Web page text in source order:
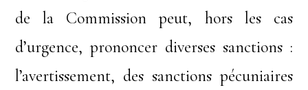
de la Commission peut, hors les cas
d’urgence, prononcer diverses sanctions :
l’avertissement, des sanctions pécuniaires